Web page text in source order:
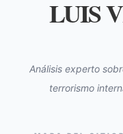
LUIS
Análisis experto
terrorismo